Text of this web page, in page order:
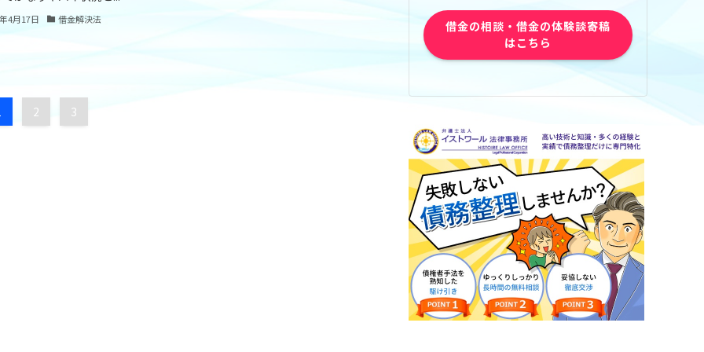
4月17日 借金解決法
2 3
借金の相談・借金の体験談寄稿
はこちら